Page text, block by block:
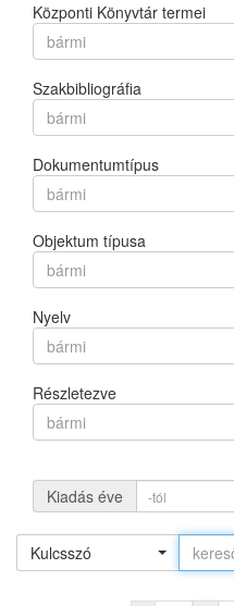
Központi Könyvtár termei
bármi
Szakbibliográfia
bármi
Dokumentumtípus
bármi
Objektum típusa
bármi
Nyelv
bármi
Részletezve
bármi
Kiadás éve
Kulcsszó